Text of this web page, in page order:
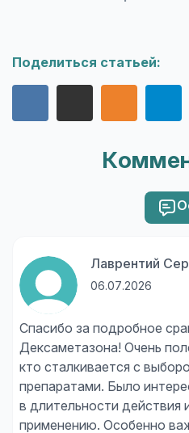
Поделиться статьей:
Лаврентий
06.07.2026
Спасибо за подробное
Дексаметазона! Очень
кто сталкивается с
препаратами. Было
в длительности действия
применению. Особенно